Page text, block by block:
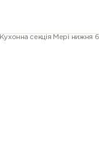
Кухонна секція Мері